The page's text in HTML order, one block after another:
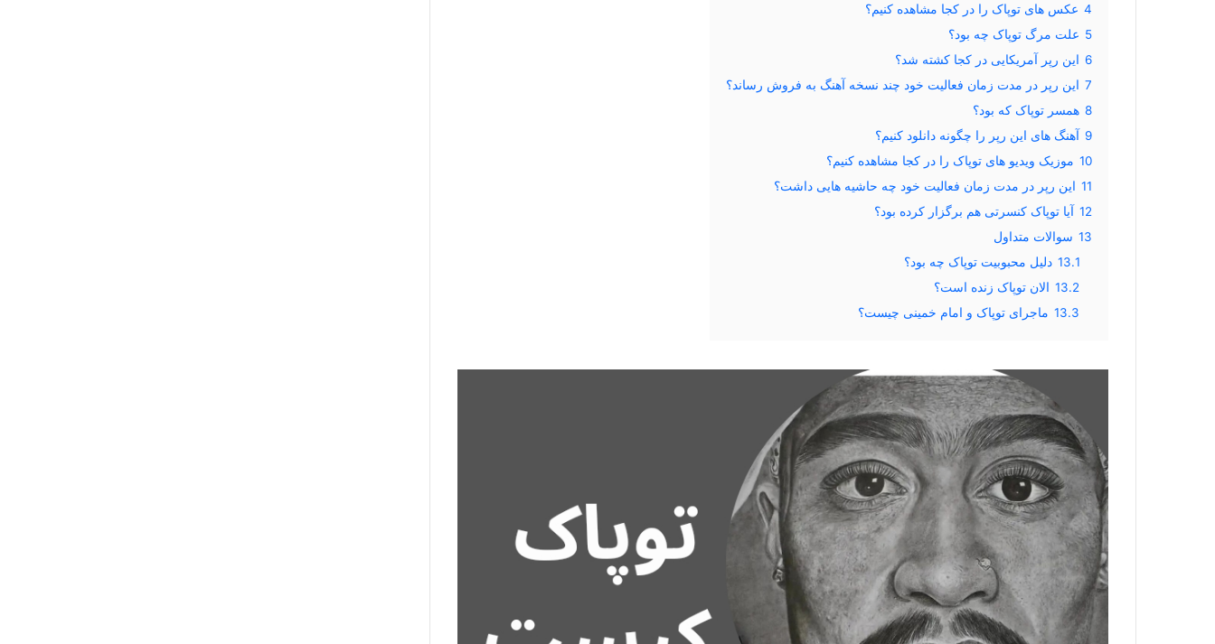
4 عکس های توپاک را در کجا مشاهده کنیم؟
5 علت مرگ توپاک چه بود؟
6 این رپر آمریکایی در کجا کشته شد؟
7 این رپر در مدت زمان فعالیت خود چند نسخه آهنگ به فروش رساند؟
8 همسر توپاک که بود؟
9 آهنگ های این رپر را چگونه دانلود کنیم؟
10 موزیک ویدیو های توپاک را در کجا مشاهده کنیم؟
11 این رپر در مدت زمان فعالیت خود چه حاشیه هایی داشت؟
12 آیا توپاک کنسرتی هم برگزار کرده بود؟
13 سوالات متداول
13.1 دلیل محبوبیت توپاک چه بود؟
13.2 الان توپاک زنده است؟
13.3 ماجرای توپاک و امام خمینی چیست؟